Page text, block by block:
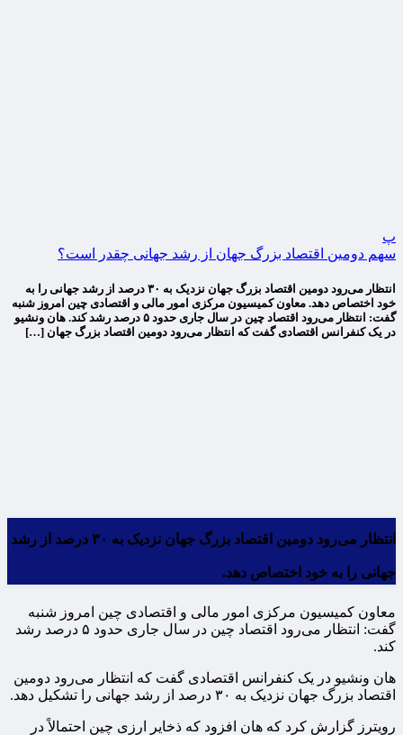
پ
سهم دومین اقتصاد بزرگ جهان از رشد جهانی چقدر است؟
انتظار می‌رود دومین اقتصاد بزرگ جهان نزدیک به ۳۰ درصد از رشد جهانی را به
خود اختصاص دهد. معاون کمیسیون مرکزی امور مالی و اقتصادی چین امروز شنبه
گفت: انتظار می‌رود اقتصاد چین در سال جاری حدود ۵ درصد رشد کند. هان ونشیو
در یک کنفرانس اقتصادی گفت که انتظار می‌رود دومین اقتصاد بزرگ جهان […]
انتظار می‌رود دومین اقتصاد بزرگ جهان نزدیک به ۳۰ درصد از رشد
جهانی را به خود اختصاص دهد.
معاون کمیسیون مرکزی امور مالی و اقتصادی چین امروز شنبه
گفت: انتظار می‌رود اقتصاد چین در سال جاری حدود ۵ درصد رشد
کند.
هان ونشیو در یک کنفرانس اقتصادی گفت که انتظار می‌رود دومین
اقتصاد بزرگ جهان نزدیک به ۳۰ درصد از رشد جهانی را تشکیل دهد.
رویترز گزارش کرد که هان افزود که ذخایر ارزی چین احتمالاً در